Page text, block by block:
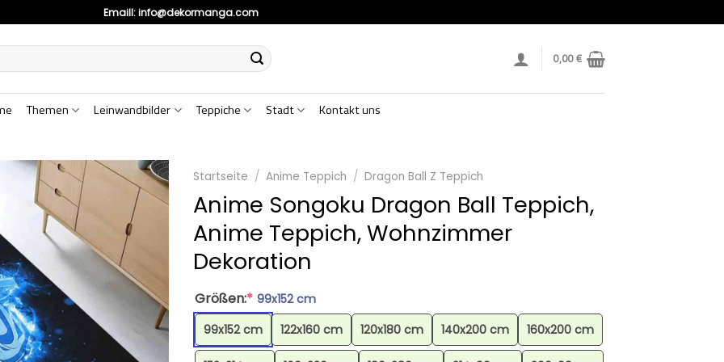
Emaill:info@dekormanga.com
0,00€
Themen Leinwandbilder Teppiche Stadt Kontakt uns
Startseite / Anime Teppich / Dragon Ball Z Teppich
Anime Songoku Dragon Ball Teppich,
Anime Teppich, Wohnzimmer
Dekoration
Größen:* 99x152 cm
99x152 cm
122x160 cm 120x180 cm 140x200 cm 160x200 cm